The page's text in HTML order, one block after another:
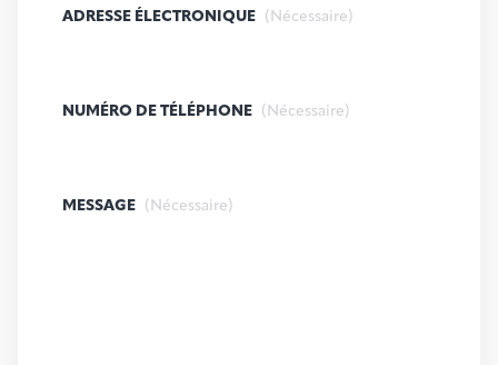
ADRESSE ÉLECTRONIQUE (Nécessaire)
NUMÉRO DE TÉLÉPHONE (Nécessaire)
MESSAGE (Nécessaire)